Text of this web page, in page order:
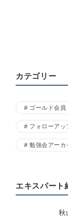
カテゴリー
ゴールド会員
フォローアッ
勉強会アーカ
エキスパート
秋